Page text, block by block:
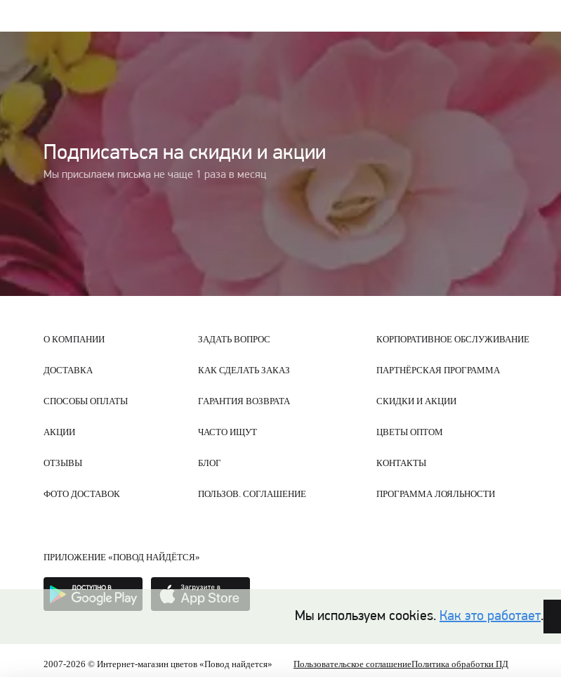
Мы используем cookies. Как это работает.
Подписаться на cкидки и акции
Мы присылаем письма не чаще 1 раза в месяц
О КОМПАНИИ
ДОСТАВКА
СПОСОБЫ ОПЛАТЫ
АКЦИИ
ОТЗЫВЫ
ФОТО ДОСТАВОК
ЗАДАТЬ ВОПРОС
КАК СДЕЛАТЬ ЗАКАЗ
ГАРАНТИЯ ВОЗВРАТА
ЧАСТО ИЩУТ
БЛОГ
ПОЛЬЗОВ. СОГЛАШЕНИЕ
КОРПОРАТИВНОЕ ОБСЛУЖИВАНИЕ
ПАРТНЁРСКАЯ ПРОГРАММА
СКИДКИ И АКЦИИ
ЦВЕТЫ ОПТОМ
КОНТАКТЫ
ПРОГРАММА ЛОЯЛЬНОСТИ
ПРИЛОЖЕНИЕ «ПОВОД НАЙДЁТСЯ»
2007-2026 © Интернет-магазин цветов «Повод найдется» Пользовательское соглашениеПолитика обработки ПД